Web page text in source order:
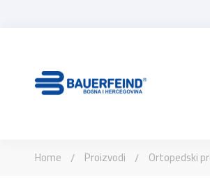
Home Proizvodi Ortopedski